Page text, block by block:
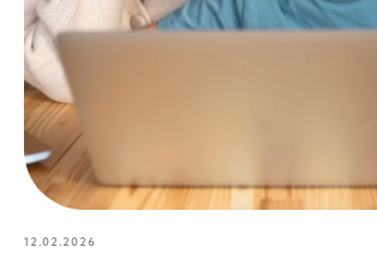
12.02.2026